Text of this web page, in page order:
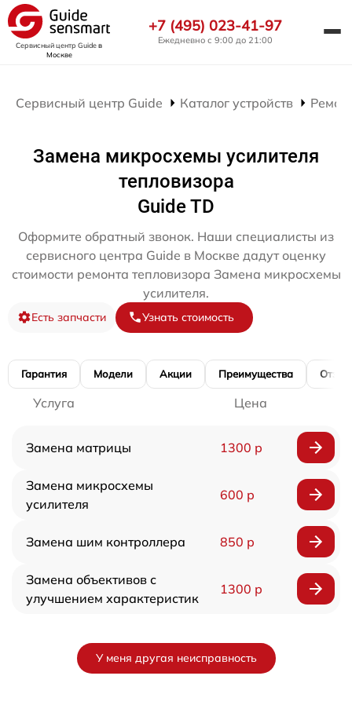
Сервисный центр Guideв
Москве
+7 (495) 023-41-97
Ежедневно с 9:00 до 21:00
Сервисный центр Guide Каталог устройств
Замена микросхемы усилителя
тепловизора
Guide TD
Оформите обратный звонок. Наши специалисты из
сервисного центра Guide в Москве дадут оценку
стоимости ремонта тепловизора Замена микросхемы
усилителя.
Есть запчасти Узнать стоимость
Гарантия Модели Акции Преимущества
Услуга Цена
Замена матрицы 1300 р
Замена микросхемы
усилителя
600 р
Замена шим контроллера 850 р
Замена объективов с
улучшением характеристик
1300 р
У меня другая неисправность